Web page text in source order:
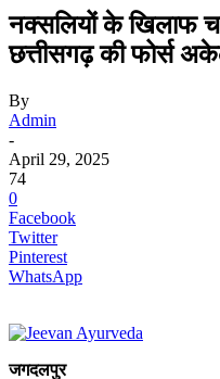
नक्सलियों के खिलाफ
छत्तीसगढ़ की फोर्स
By
Admin
-
April 29, 2025
74
0
Facebook
Twitter
Pinterest
WhatsApp
जगदलपुर